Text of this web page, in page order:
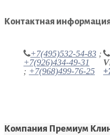
Контактная
+7(495)532-54-83 ;
+7(926)434-49-31
; +7(968)499-76-25
Компания Премиум